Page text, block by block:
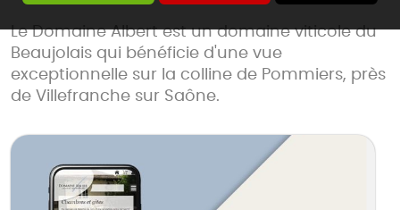
Le Domaine Albert est un domaine viticole du
Beaujolais qui bénéficie d'une vue
exceptionnelle sur la colline de Pommiers, près
de Villefranche sur Saône.